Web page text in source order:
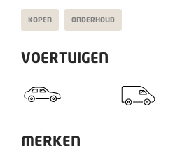
KOPEN ONDERHOUD
VOERTUIGEN
MERKEN